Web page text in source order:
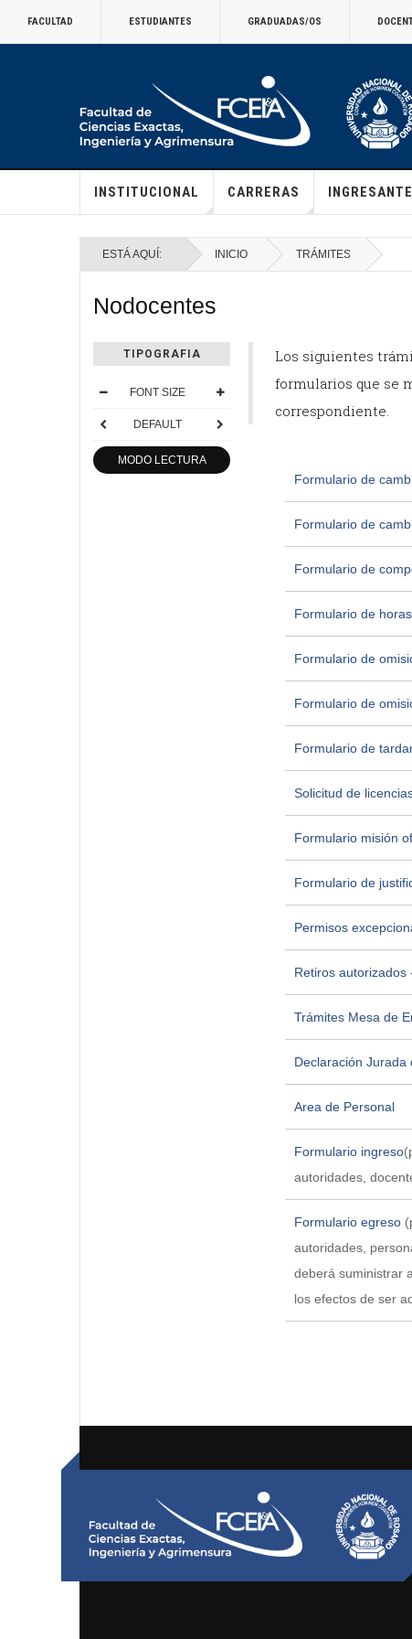
FACULTAD ESTUDIANTES GRADUADAS/OS
INSTITUCIONAL CARRERAS
ESTÁ AQUÍ: INICIO TRÁMITES
Nodocentes
TIPOGRAFIA
FONT SIZE
DEFAULT
MODO LECTURA
Los siguientes
formularios que se
correspondiente.
Formulario de
Formulario de
Formulario de
Formulario de
Formulario de
Formulario de
Formulario de
Solicitud de
Formulario misión
Formulario de
Permisos
Retiros autorizados
Trámites Mesa de
Declaración Jurada
Area de Personal
Formulario ingreso
autoridades,
Formulario egreso
autoridades,
deberá suministrar
los efectos de ser